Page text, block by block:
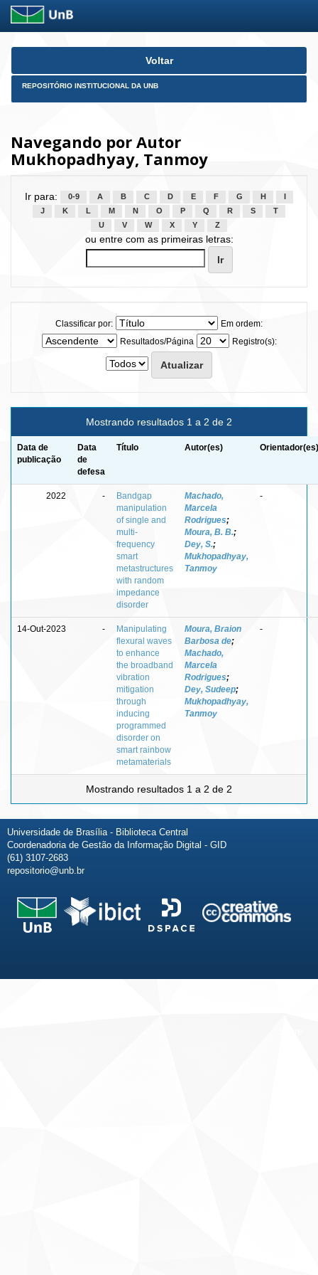
Skip
Voltar
REPOSITÓRIO INSTITUCIONAL DA UNB
Navegando por Autor
Mukhopadhyay, Tanmoy
Ir para: 0-9 A B C D E F G H
J
K L M N O P Q R S
T
U
V W X Y Z
ou entre com as primeiras letras:
Classificar por:
Em ordem:
Resultados/Página
Registro(s):
Mostrando resultados 1 a 2 de 2
Data de
publicação
Data
de
defesa
Título Autor(es) Orientador(es)
2022 -
Bandgap
manipulation
of single and
multi-
frequency
smart
metastructures
with random
impedance
disorder
Machado,
Marcela
Rodrigues;
Moura, B. B.;
Dey, S.;
Mukhopadhyay,
Tanmoy
-
14-Out-2023 -
Manipulating
flexural waves
to enhance
the broadband
vibration
mitigation
through
inducing
programmed
disorder on
smart rainbow
metamaterials
Moura, Braion
Barbosa de;
Machado,
Marcela
Rodrigues;
Dey, Sudeep;
Mukhopadhyay,
Tanmoy
-
Mostrando resultados 1 a 2 de 2
Universidade de Brasília - Biblioteca Central
Coordenadoria de Gestão da Informação Digital - GID
(61) 3107-2683
repositorio@unb.br